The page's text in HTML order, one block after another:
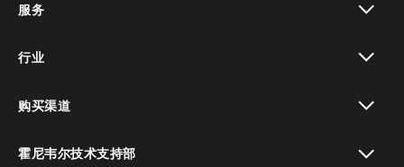
服务
行业
购买渠道
霍尼韦尔技术支持部